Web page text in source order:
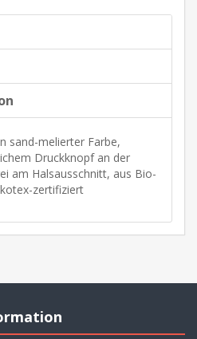
sand-melierter Farbe,
Druckknopf an der
am Halsausschnitt, aus Bio-
zertifiziert